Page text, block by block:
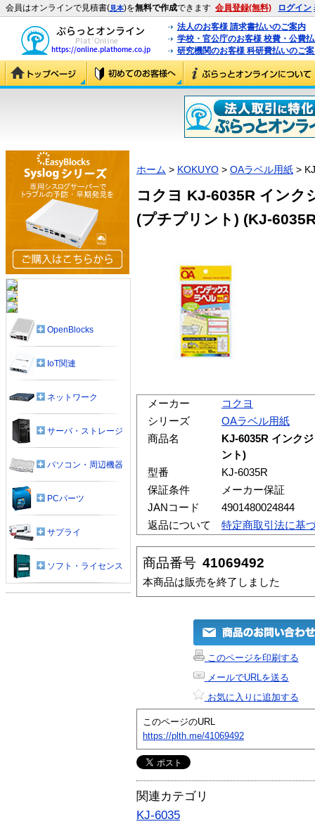
会員はオンラインで見積書(見本)を無料で作成できます 会員登録(無料) ログイン
法人のお客様 請求書払いのご案内
学校・官公庁のお客様 校費・公費
研究機関のお客様 科研費払いのご
ホーム > KOKUYO > OAラベル用紙 >
コクヨ KJ-6035R インク
(プチプリント) (KJ-
メーカー
コクヨ
シリーズ
OAラベル用紙
商品名
KJ-6035R インク
ント)
型番
KJ-6035R
保証条件
メーカー保証
JANコード
4901480024844
返品について
特定商取引法に基
商品番号 41069492
本商品は販売を終了しました
このページを印刷する
メールでURLを送る
お気に入りに追加する
このページのURL
https://plth.me/41069492
関連カテゴリ
KJ-6035
OpenBlocks
IoT関連
ネットワーク
サーバ・ストレージ
パソコン・周辺機器
PCパーツ
サプライ
ソフト・ライセンス